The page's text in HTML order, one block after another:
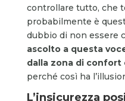
controllare tutto, che
probabilmente è
dubbio di non essere
ascolto a questa
dalla zona di confort
perché così ha
L’insicurezza